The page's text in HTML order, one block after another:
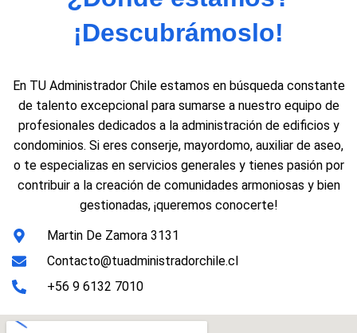
¡Descubrámoslo!
En TU Administrador Chile estamos en búsqueda constante
de talento excepcional para sumarse a nuestro equipo de
profesionales dedicados a la administración de edificios y
condominios. Si eres conserje, mayordomo, auxiliar de aseo,
o te especializas en servicios generales y tienes pasión por
contribuir a la creación de comunidades armoniosas y bien
gestionadas, ¡queremos conocerte!
Martin De Zamora 3131
Contacto@tuadministradorchile.cl
+56 9 6132 7010